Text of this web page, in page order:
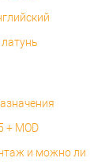
+ MOD
и можно ли